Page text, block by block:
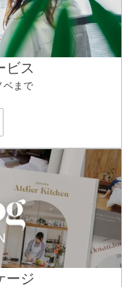
ビス
ベまで
ージ